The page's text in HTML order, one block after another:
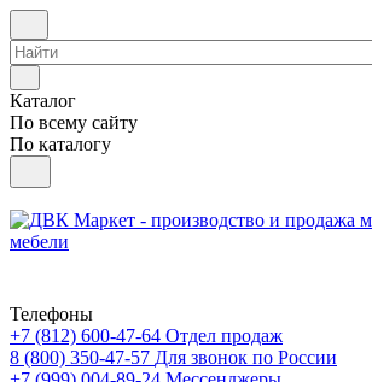
Каталог
По всему сайту
По каталогу
Телефоны
+7 (812) 600-47-64 Отдел продаж
8 (800) 350-47-57 Для звонок по России